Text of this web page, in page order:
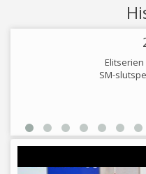
Elitserien
SM-